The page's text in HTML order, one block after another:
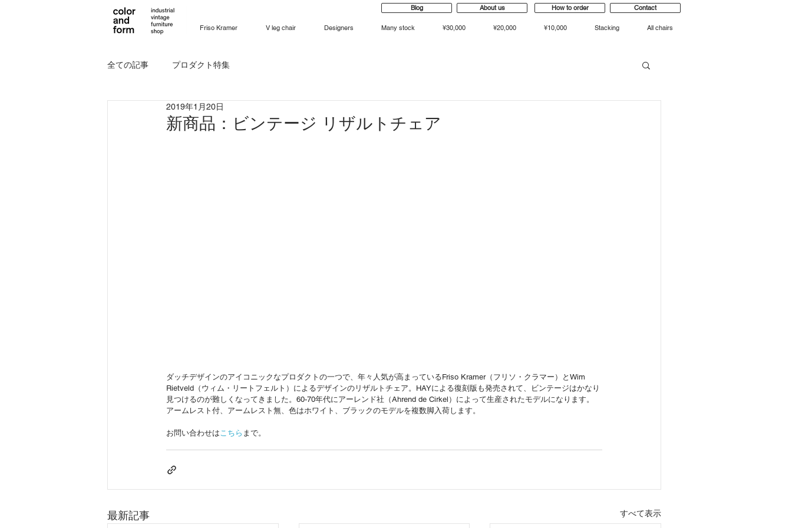
Friso Kramer V leg chair Designers Many stock ¥30,000 ¥20,000 ¥10,000 Stacking All chairs
Contact
How to order
About us
Blog
全ての記事 プロダクト特集
新商品：ビンテージ リザルトチェア
2019年1月20日
ダッチデザインのアイコニックなプロダクトの一つで、年々人気が高まっているFriso Kramer（フリソ・クラマー）とWim
Rietveld（ウィム・リートフェルト）によるデザインのリザルトチェア。HAYによる復刻版も発売されて、ビンテージはかなり
見つけるのが難しくなってきました。60-70年代にアーレンド社（Ahrend de Cirkel）によって生産されたモデルになります。
アームレスト付、アームレスト無、色はホワイト、ブラックのモデルを複数脚入荷します。
お問い合わせはこちら まで。
最新記事 すべて表示